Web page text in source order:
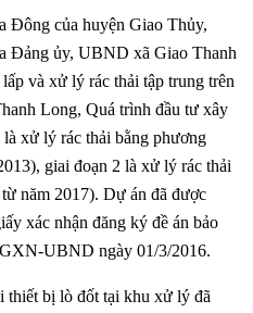
Đông của huyện Giao Thủy,
Đảng ủy, UBND xã Giao Thanh
và xử lý rác thải tập trung trên
Long, Quá trình đầu tư xây
xử lý rác thải bằng phương
giai đoạn 2 là xử lý rác thải
năm 2017). Dự án đã được
xác nhận đăng ký đề án bảo
UBND ngày 01/3/2016.
thiết bị lò đốt tại khu xử lý đã